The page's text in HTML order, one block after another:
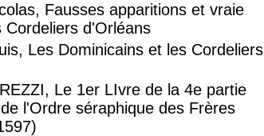
Fausses apparitions et vraie
Cordeliers d'Orléans
Les Dominicains et les Cordeliers
Le 1er LIvre de la 4e partie
l'Ordre séraphique des Frères